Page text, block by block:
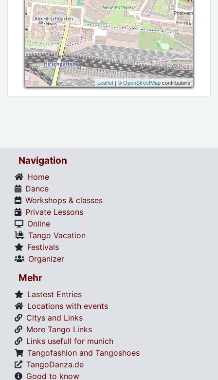
Leaflet| ©OpenStreetMapcontributors
Navigation
Home
Dance
Workshops & classes
Private Lessons
Online
Tango Vacation
Festivals
Organizer
Mehr
Lastest Entries
Locations with events
Citys and Links
More Tango Links
Links usefull for munich
Tangofashion and Tangoshoes
TangoDanza.de
Good to know